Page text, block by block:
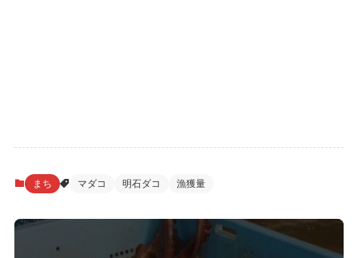
まち マダコ 明石ダコ 漁獲量